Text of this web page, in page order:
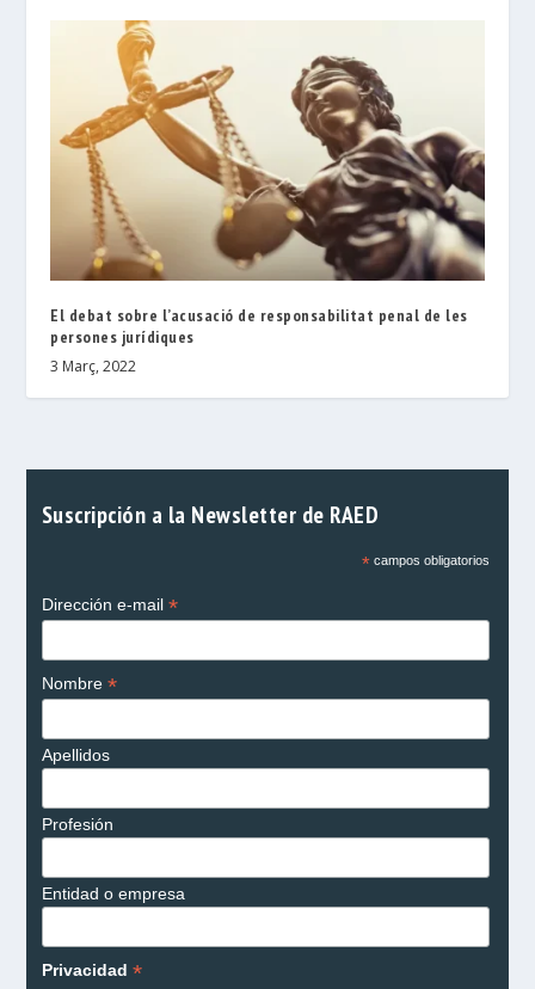
El debat sobre l’acusació de responsabilitat penal de les
persones jurídiques
3 Març, 2022
Suscripción a la Newsletter de RAED
*campos obligatorios
Dirección e-mail *
Nombre *
Apellidos
Profesión
Entidad o empresa
Privacidad *